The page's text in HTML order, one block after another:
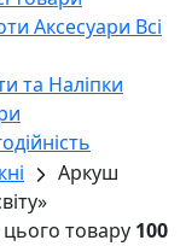
Аксесуари Всі
та Наліпки
Аркуш
товару 100